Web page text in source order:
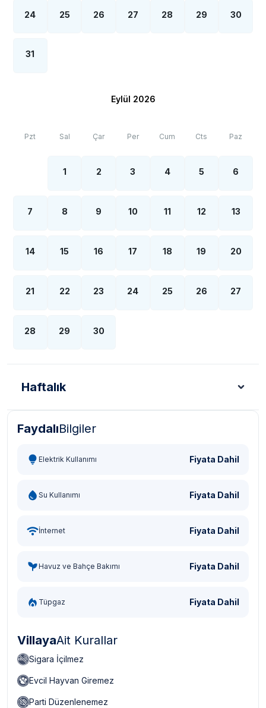
24 25 26 27 28 29 30
31
Eylül 2026
Pzt Sal Çar Per Cum Cts Paz
1 2 3 4 5 6
7 8 9 10 11 12 13
14 15 16 17 18 19 20
21 22 23 24 25 26 27
28 29 30
Haftalık
Türk Lirası - TL
FaydalıBilgiler
Elektrik Kullanımı Fiyata Dahil
Su Kullanımı Fiyata Dahil
İnternet Fiyata Dahil
Havuz ve Bahçe Bakımı Fiyata Dahil
Tüpgaz Fiyata Dahil
VillayaAit Kurallar
Sigara İçilmez
Evcil Hayvan Giremez
Parti Düzenlenemez